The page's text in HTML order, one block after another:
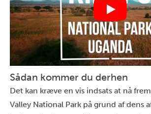
Sådan kommer du derhen
Det kan kræve en vis indsats at nå
Valley National Park på grund af dens